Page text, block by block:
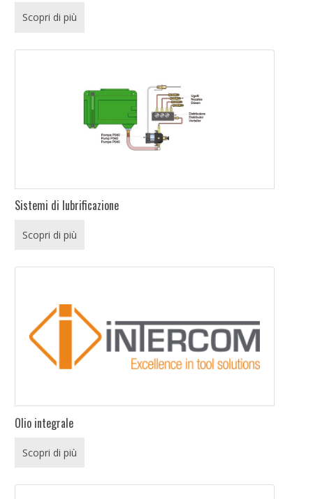
Scopri di più
Sistemi di lubrificazione
Scopri di più
Olio integrale
Scopri di più